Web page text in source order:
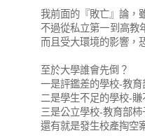
我前面的『敗亡』論，
不過從私立第一到高教
而且受大環境的影響，
至於大學誰會先倒？
一是評鑑差的學校-教育
二是學生不足的學校-賺
三是公立學校-教育部柿
還有就是發生校產掏空